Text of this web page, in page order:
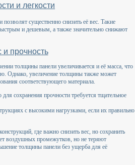
и легкости
существенно снизить её вес. Такие
и дешевым, а также значительно снижают
прочность
толщины панели увеличивается и её масса, что
Однако, увеличение толщины также может
соответствующего материала.
сохранения прочности требуется тщательное
с высокими нагрузками, если их правильно
где важно снизить вес, но сохранить
воздушных промежутков, но не теряют
толщины панели без ущерба для её